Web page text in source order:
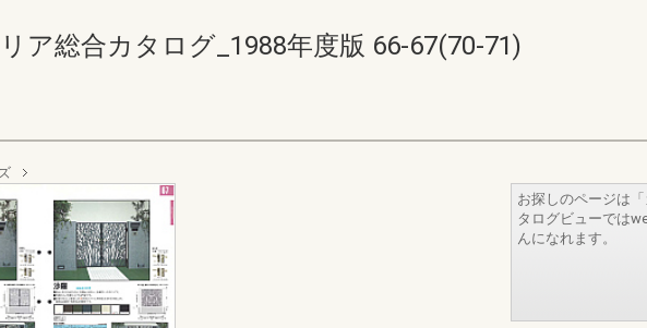
ア総合カタログ_1988年度版 66-67(70-71)
お探しのページは
タログビューでは
んになれます。